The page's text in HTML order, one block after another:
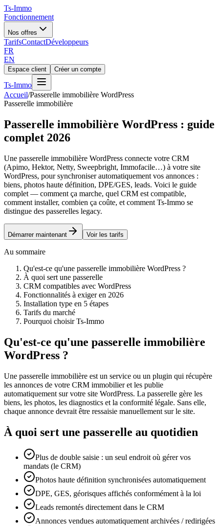
Ts-Immo
Fonctionnement
Nos offres
TarifsContactDéveloppeurs
FR
EN
Espace client Créer un compte
Ts-Immo
Accueil/Passerelle immobilière WordPress
Passerelle immobilière
Passerelle immobilière WordPress : guide
complet 2026
Une passerelle immobilière WordPress connecte votre CRM
(Apimo, Hektor, Netty, Sweepbright, Immofacile…) à votre site
WordPress, pour synchroniser automatiquement vos annonces :
biens, photos haute définition, DPE/GES, leads. Voici le guide
complet — comment ça marche, quel CRM est compatible,
comment installer, combien ça coûte, et comment Ts-Immo se
distingue des passerelles legacy.
Démarrer maintenant Voir les tarifs
Au sommaire
Qu'est-ce qu'une passerelle immobilière WordPress ?
À quoi sert une passerelle
CRM compatibles avec WordPress
Fonctionnalités à exiger en 2026
Installation type en 5 étapes
Tarifs du marché
Pourquoi choisir Ts-Immo
Qu'est-ce qu'une passerelle immobilière
WordPress ?
Une passerelle immobilière est un service ou un plugin qui récupère
les annonces de votre CRM immobilier et les publie
automatiquement sur votre site WordPress. La passerelle gère les
biens, les photos, les diagnostics et la conformité légale. Sans elle,
chaque annonce devrait être ressaisie manuellement sur le site.
À quoi sert une passerelle au quotidien
Plus de double saisie : un seul endroit où gérer vos
mandats (le CRM)
Photos haute définition synchronisées automatiquement
DPE, GES, géorisques affichés conformément à la loi
Leads remontés directement dans le CRM
Annonces vendues automatiquement archivées / redirigées